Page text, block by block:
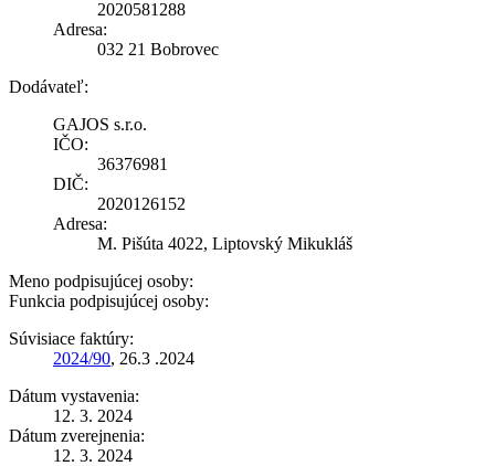
2020581288
Adresa:
032 21 Bobrovec
Dodávateľ:
GAJOS s.r.o.
IČO:
36376981
DIČ:
2020126152
Adresa:
M. Pišúta 4022, Liptovský Mikukláš
Meno podpisujúcej osoby:
Funkcia podpisujúcej osoby:
Súvisiace faktúry:
2024/90, 26.3 .2024
Dátum vystavenia:
12. 3. 2024
Dátum zverejnenia:
12. 3. 2024